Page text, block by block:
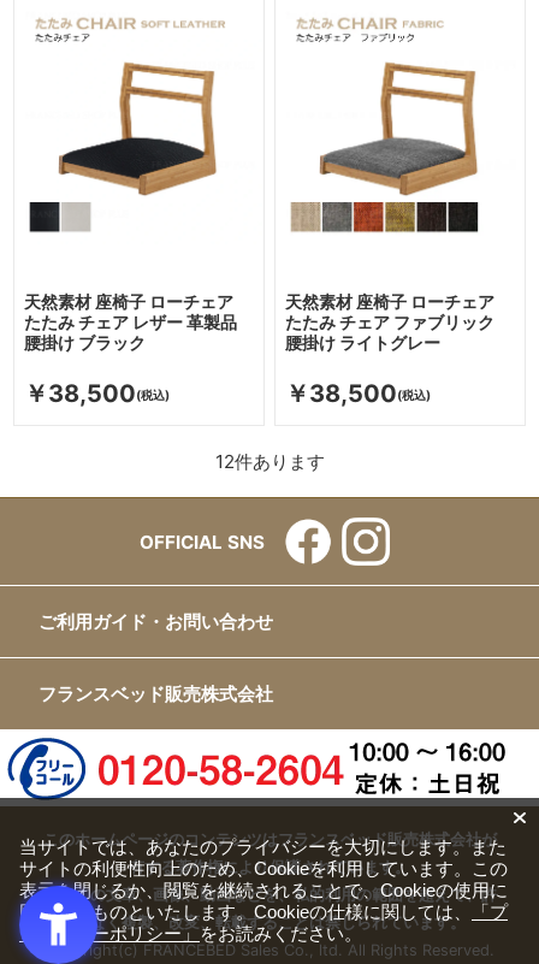
天然素材 座椅子 ローチェア
たたみ チェア レザー 革製品
腰掛け ブラック
￥38,500
天然素材 座椅子 ローチェア
たたみ チェア ファブリック
腰掛け ライトグレー
￥38,500
12件あります
OFFICIAL SNS
ご利用ガイド・お問い合わせ
フランスベッド販売株式会社
このホームページのコンテンツはフランスベッド販売株式会社が
有する著作権により保護されています。
すべての文章、画像、動画などを、私的利用の範囲を超えて、許
可なく複製、改変、転載することは禁じられています。
Copyright(c) FRANCEBED Sales Co., ltd. All Rights Reserved.
当サイトでは、あなたのプライバシーを大切にします。また
サイトの利便性向上のため、Cookieを利用しています。この
表示を閉じるか、閲覧を継続されることで、Cookieの使用に
同意するものといたします。Cookieの仕様に関しては、
「プ
ライバシーポリシー」をお読みください。